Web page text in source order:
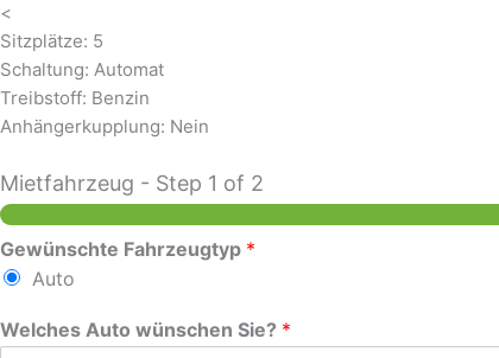
<
Sitzplätze: 5
Schaltung: Automat
Treibstoff: Benzin
Anhängerkupplung: Nein
Mietfahrzeug - Step 1 of 2
Gewünschte Fahrzeugtyp *
Auto
Welches Auto wünschen Sie? *